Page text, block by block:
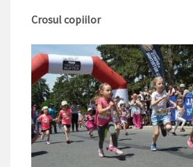
Crosul copiilor